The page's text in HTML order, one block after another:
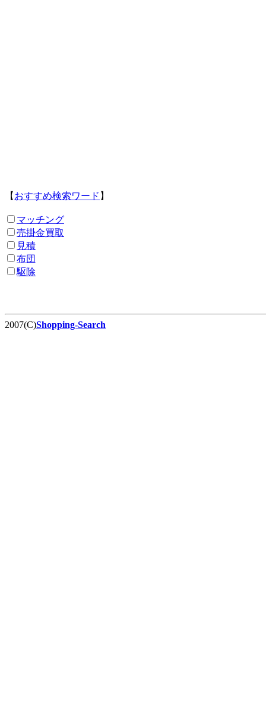
【 おすすめ検索ワード 】
マッチング
売掛金買取
見積
布団
駆除
2007(C)Shopping-Search